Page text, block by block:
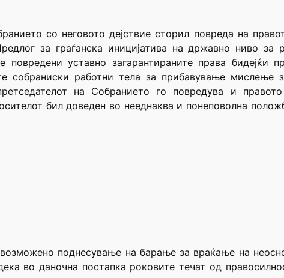
со неговото дејствие сторил повреда на
за граѓанска иницијатива на државно ниво за
уставно загарантираните права бидејќи
собраниски работни тела за прибавување мислење
на Собранието го повредува и
бил доведен во нееднаква и понеповолна
поднесување на барање за враќање на
во даночна постапка роковите течат од